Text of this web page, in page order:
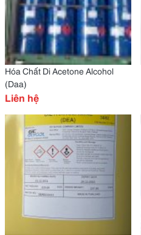
Hóa Chất Di Acetone Alcohol
(Daa)
Liên hệ